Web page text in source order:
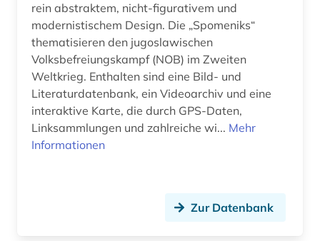
rein abstraktem, nicht-figurativem und
modernistischem Design. Die „Spomeniks“
thematisieren den jugoslawischen
Volksbefreiungskampf (NOB) im Zweiten
Weltkrieg. Enthalten sind eine Bild- und
Literaturdatenbank, ein Videoarchiv und eine
interaktive Karte, die durch GPS-Daten,
Linksammlungen und zahlreiche wi... Mehr
Informationen
Zur Datenbank